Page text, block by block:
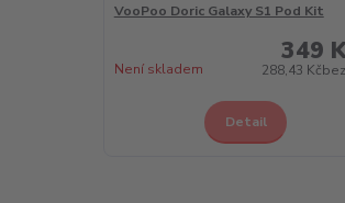
VooPoo Doric Galaxy S1 Pod Kit
349
288,43 Kč
Není skladem
Detail